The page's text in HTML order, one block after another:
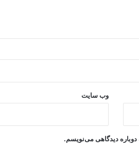
وب‌ سایت
دوباره دیدگاهی می‌نویسم.